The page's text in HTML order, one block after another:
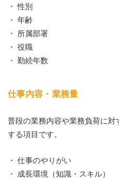
・ 性別
・ 年齢
・ 所属部署
・ 役職
・ 勤続年数
仕事内容・業務量
普段の業務内容や業務負荷に
する項目です。
・ 仕事のやりがい
・ 成長環境（知識・スキル）